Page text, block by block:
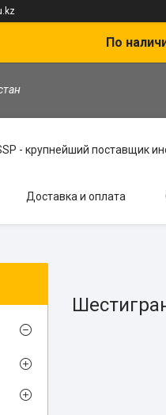
По
- крупнейший поставщик
Доставка и оплата